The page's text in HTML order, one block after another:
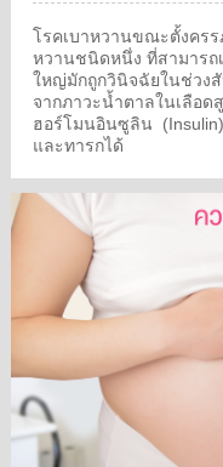
โรคเบาหวานขณะตั้งครร
หวานชนิดหนึ่ง ที่สามารถ
ใหญ่มักถูกวินิจฉัยในช่วง
จากภาวะน้ำตาลในเลือด
ฮอร์โมนอินซูลิน
และทารกได้